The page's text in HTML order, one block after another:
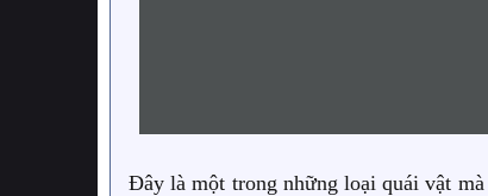
Đây là một trong những loại quái vật